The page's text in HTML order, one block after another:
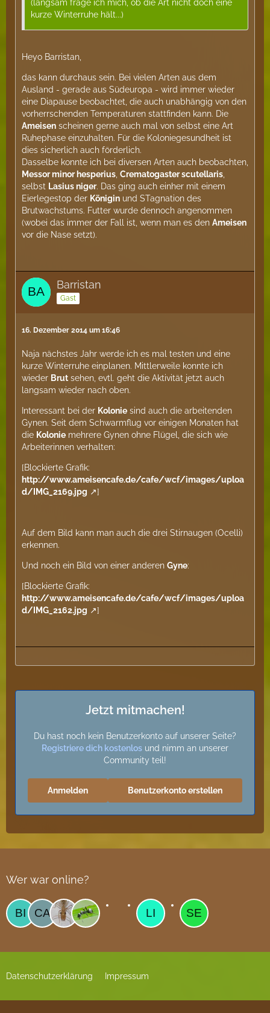
(langsam frage ich mich, ob die Art nicht doch eine
kurze Winterruhe hält...)
Heyo Barristan,
das kann durchaus sein. Bei vielen Arten aus dem
Ausland - gerade aus Südeuropa - wird immer wieder
eine Diapause beobachtet, die auch unabhängig von den
vorherrschenden Temperaturen stattfinden kann. Die
Ameisen scheinen gerne auch mal von selbst eine Art
Ruhephase einzuhalten. Für die Koloniegesundheit ist
dies sicherlich auch förderlich.
Dasselbe konnte ich bei diversen Arten auch beobachten,
Messor minor hesperius, Crematogaster scutellaris,
selbst Lasius niger. Das ging auch einher mit einem
Eierlegestop der Königin und STagnation des
Brutwachstums. Futter wurde dennoch angenommen
(wobei das immer der Fall ist, wenn man es den Ameisen
vor die Nase setzt).
Barristan
Gast
16. Dezember 2014 um 16:46
Naja nächstes Jahr werde ich es mal testen und eine
kurze Winterruhe einplanen. Mittlerweile konnte ich
wieder Brut sehen, evtl. geht die Aktivität jetzt auch
langsam wieder nach oben.
Interessant bei der Kolonie sind auch die arbeitenden
Gynen. Seit dem Schwarmflug vor einigen Monaten hat
die Kolonie mehrere Gynen ohne Flügel, die sich wie
Arbeiterinnen verhalten:
[Blockierte Grafik:
http://www.ameisencafe.de/cafe/wcf/images/uploa
d/IMG_2169.jpg
]
Auf dem Bild kann man auch die drei Stirnaugen (Ocelli)
erkennen.
Und noch ein Bild von einer anderen Gyne:
[Blockierte Grafik:
http://www.ameisencafe.de/cafe/wcf/images/uploa
d/IMG_2162.jpg
]
Jetzt mitmachen!
Du hast noch kein Benutzerkonto auf unserer Seite?
Registriere dich kostenlos und nimm an unserer
Community teil!
Benutzerkonto erstellen
Anmelden
Wer war online?
Datenschutzerklärung Impressum